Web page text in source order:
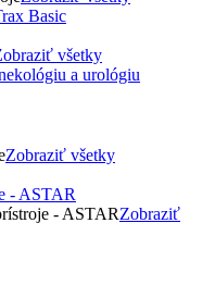
všetky
Zobraziť všetky
- ASTAR
- ASTARZobraziť